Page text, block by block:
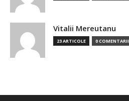
Vitalii Mereutanu
23 ARTICOLE 0 COMENTARII